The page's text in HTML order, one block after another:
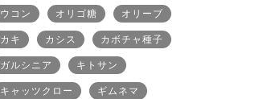
ウコン オリゴ糖 オリーブ
カキ カシス カボチャ種子
ガルシニア キトサン
キャッツクロー ギムネマ